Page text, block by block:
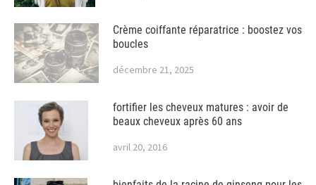
Crème coiffante réparatrice : boostez vos
boucles
décembre 21, 2025
fortifier les cheveux matures : avoir de
beaux cheveux après 60 ans
avril 20, 2016